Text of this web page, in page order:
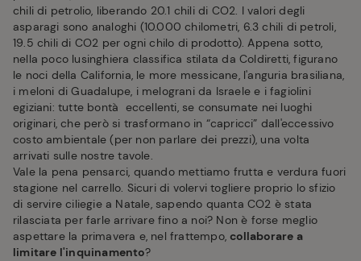
chili di petrolio, liberando 20.1 chili di CO2. I valori degli
asparagi sono analoghi (10.000 chilometri, 6.3 chili di petroli,
19.5 chili di CO2 per ogni chilo di prodotto). Appena sotto,
nella poco lusinghiera classifica stilata da Coldiretti, figurano
le noci della California, le more messicane, l'anguria brasiliana,
i meloni di Guadalupe, i melograni da Israele e i fagiolini
egiziani: tutte bontà eccellenti, se consumate nei luoghi
originari, che però si trasformano in “capricci” dall'eccessivo
costo ambientale (per non parlare dei prezzi), una volta
arrivati sulle nostre tavole.
Vale la pena pensarci, quando mettiamo frutta e verdura fuori
stagione nel carrello. Sicuri di volervi togliere proprio lo sfizio
di servire ciliegie a Natale, sapendo quanta CO2 è stata
rilasciata per farle arrivare fino a noi? Non è forse meglio
aspettare la primavera e, nel frattempo,collaborare a
limitare l'inquinamento?